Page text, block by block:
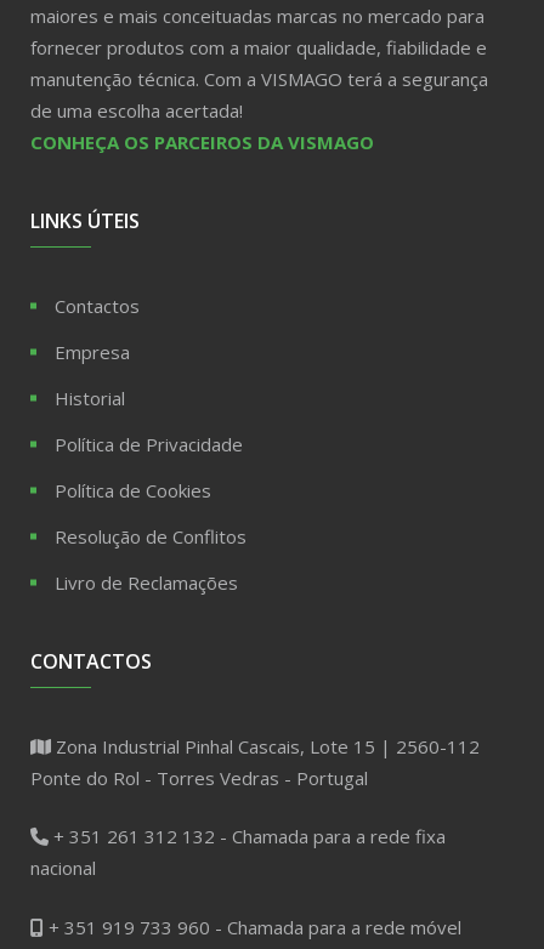
maiores e mais conceituadas marcas no mercado para
fornecer produtos com a maior qualidade, fiabilidade e
manutenção técnica. Com a VISMAGO terá a segurança
de uma escolha acertada!
CONHEÇA OS PARCEIROS DA VISMAGO
LINKS ÚTEIS
Contactos
Empresa
Historial
Política de Privacidade
Política de Cookies
Resolução de Conflitos
Livro de Reclamações
CONTACTOS
Zona Industrial Pinhal Cascais, Lote 15 | 2560-112
Ponte do Rol - Torres Vedras - Portugal
+ 351 261 312 132 - Chamada para a rede fixa
nacional
+ 351 919 733 960 - Chamada para a rede móvel